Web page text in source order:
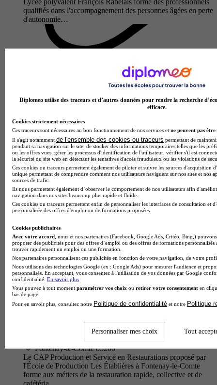
qualifiés dans l'accompagnement des personnes âgées en perte
d'autonomie…
LEGTA Bel Air
CAP - CAPa services aux personnes et vente en espace rural
Fontenay-le-Comte 85200
Le CAPa Services aux personnes et vente en espace rural
proposé par le LEGTA Bel Air forme sur deux ans des
professionnels polyvalents intervenant dans deux secteurs
complémentaires. Au…
Fontenay-le-Comte 85200
Le CAP Production et Service en Restaurations proposé par
l'École de Production Les Établières à Fontenay-le-Comte
forme aux métiers de la restauration rapide, collective et de
cafétéria…
Diplomeo utilise des traceurs et d’autres données pour rendre la recherche
efficace.
Cookies strictement nécessaires
Ces traceurs sont nécessaires au bon fonctionnement de nos services et ne peuvent pas être
Il s'agit notamment de l'ensemble des cookies ou traceurs permettant de
pendant sa navigation sur le site, de stocker des informations temporaires telles que les
ou les offres vues, gérer les processus d'identification de l'utilisateur, vérifier s'il est
la sécurité du site web en détectant les tentatives d'accès frauduleux ou les violations de
Ces cookies ou traceurs permettent également de piloter et suivre les sources d'acquisition
unique permettant de comprendre comment nos utilisateurs naviguent sur nos sites et nos
sources de trafic.
Ils nous permettent également d’observer le comportement de nos utilisateurs afin
navigation dans nos sites beaucoup plus rapide et fluide.
Ces cookies ou traceurs permettent enfin de personnaliser les interfaces de consultation et
personnalisée des offres d'emploi ou de formations proposées.
Cookies publicitaires
Avec votre accord , nous et nos partenaires (Facebook, Google Ads, Critéo, Bing,)
proposer des publicités pour des offres d’emploi ou des offres de formations
trouver rapidement un emploi ou une formation.
Nos partenaires personnalisent ces publicités en fonction de votre navigation, de votre
Nous utilisons des technologies Google (ex : Google Ads) pour mesurer l'audience et
personnalisés. En acceptant, vous consentez à l'utilisation de vos données par Google
confidentialité. En savoir plus
Vous pouvez à tout moment paramétrer vos choix ou retirer votre consentement en
bas de page.
Pour en savoir plus, consultez notre Politique de confidentialité et notre Politique
Personnaliser mes choix Tout